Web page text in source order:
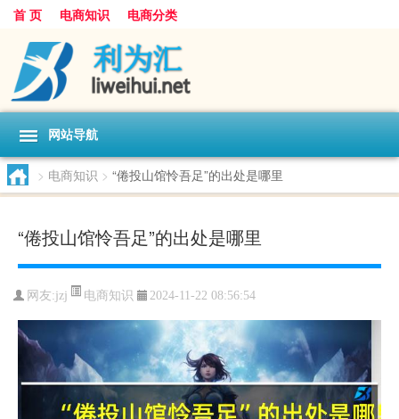
首 页 电商知识 电商分类
网站导航
> 电商知识 > “倦投山馆怜吾足”的出处是哪里
“倦投山馆怜吾足”的出处是哪里
网友:jzj 电商知识 2024-11-22 08:56:54